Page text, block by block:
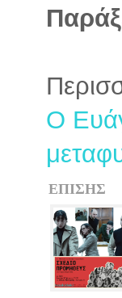
Ο
ΕΠΙΣΗΣ